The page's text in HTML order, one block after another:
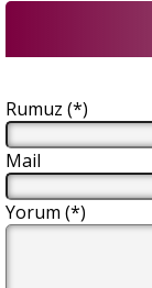
Rumuz (*)
Mail
Yorum (*)